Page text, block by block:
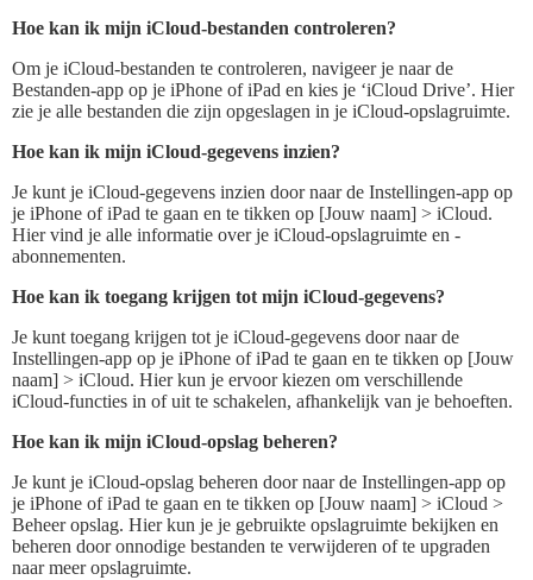
Hoe kan ik mijn iCloud-bestanden controleren?
Om je iCloud-bestanden te controleren, navigeer je naar de
Bestanden-app op je iPhone of iPad en kies je ‘iCloud Drive’. Hier
zie je alle bestanden die zijn opgeslagen in je iCloud-opslagruimte.
Hoe kan ik mijn iCloud-gegevens inzien?
Je kunt je iCloud-gegevens inzien door naar de Instellingen-app op
je iPhone of iPad te gaan en te tikken op [Jouw naam] > iCloud.
Hier vind je alle informatie over je iCloud-opslagruimte en -
abonnementen.
Hoe kan ik toegang krijgen tot mijn iCloud-gegevens?
Je kunt toegang krijgen tot je iCloud-gegevens door naar de
Instellingen-app op je iPhone of iPad te gaan en te tikken op [Jouw
naam] > iCloud. Hier kun je ervoor kiezen om verschillende
iCloud-functies in of uit te schakelen, afhankelijk van je behoeften.
Hoe kan ik mijn iCloud-opslag beheren?
Je kunt je iCloud-opslag beheren door naar de Instellingen-app op
je iPhone of iPad te gaan en te tikken op [Jouw naam] > iCloud >
Beheer opslag. Hier kun je je gebruikte opslagruimte bekijken en
beheren door onnodige bestanden te verwijderen of te upgraden
naar meer opslagruimte.